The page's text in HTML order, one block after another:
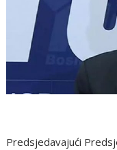
Predsjedavajući